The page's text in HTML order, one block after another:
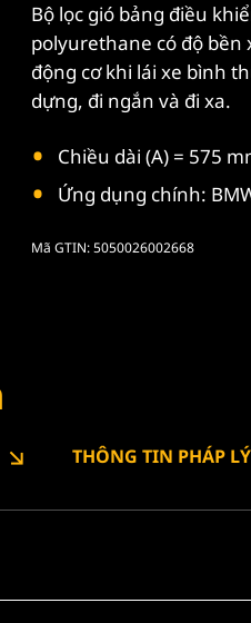
Bộ lọc gió bảng điều
polyurethane có độ bền
động cơ khi lái xe bình
dựng, đi ngắn và đi xa.
Chiều dài (A) = 575
Ứng dụng chính:
Mã GTIN: 5050026002668
THÔNG TIN PHÁP LÝ